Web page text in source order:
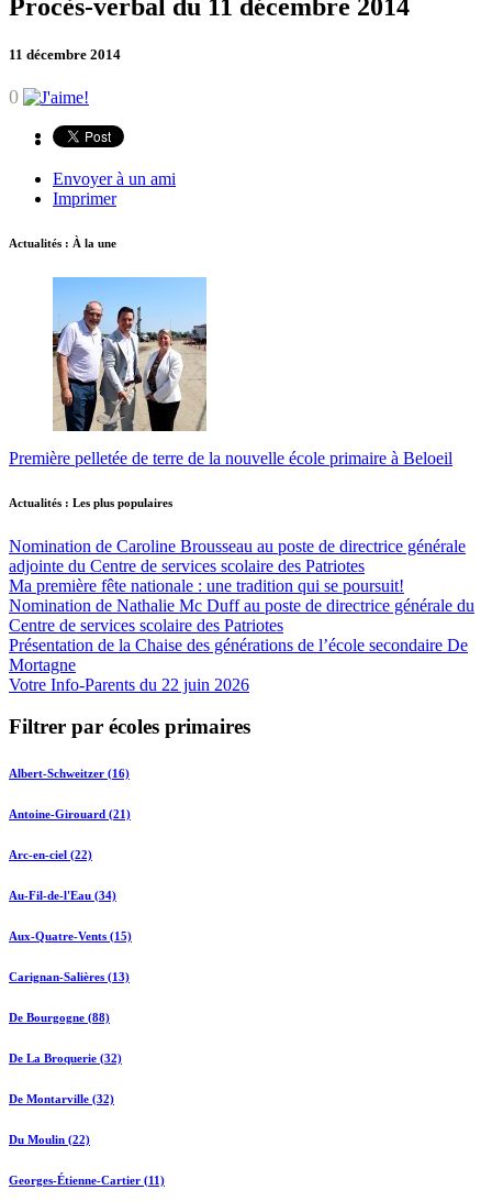
Procès-verbal du 11 décembre 2014
11 décembre 2014
0
Envoyer à un ami
Imprimer
Actualités : À la une
Première pelletée de terre de la nouvelle école primaire à Beloeil
Actualités : Les plus populaires
Nomination de Caroline Brousseau au poste de directrice générale
adjointe du Centre de services scolaire des Patriotes
Ma première fête nationale : une tradition qui se poursuit!
Nomination de Nathalie Mc Duff au poste de directrice générale du
Centre de services scolaire des Patriotes
Présentation de la Chaise des générations de l’école secondaire De
Mortagne
Votre Info-Parents du 22 juin 2026
Filtrer par écoles primaires
Albert-Schweitzer (16)
Antoine-Girouard (21)
Arc-en-ciel (22)
Au-Fil-de-l'Eau (34)
Aux-Quatre-Vents (15)
Carignan-Salières (13)
De Bourgogne (88)
De La Broquerie (32)
De Montarville (32)
Du Moulin (22)
Georges-Étienne-Cartier (11)